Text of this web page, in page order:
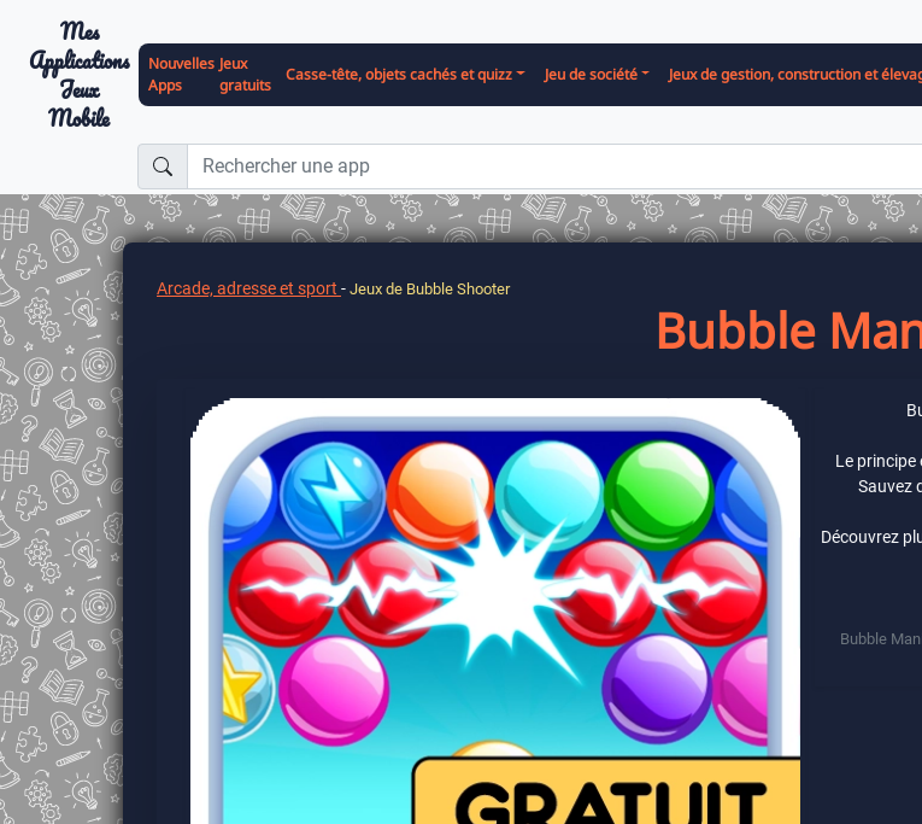
Mes
Applications
Jeux
Mobile
Nouvelles
Apps
Jeux
gratuits
Casse-tête, objets cachés et quizz Jeu de société Jeux de gestion, construction et
Arcade, adresse et sport - Jeux de Bubble Shooter
Bubble
Le principe
Sauvez
Découvrez
Bubble